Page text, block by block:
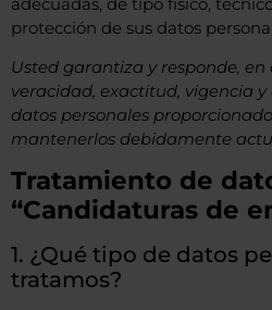
protección de sus datos
Usted garantiza y responde, en
veracidad, exactitud, vigencia
datos personales
mantenerlos debidamente
Tratamiento de
“Candidaturas de
1. ¿Qué tipo de datos
tratamos?